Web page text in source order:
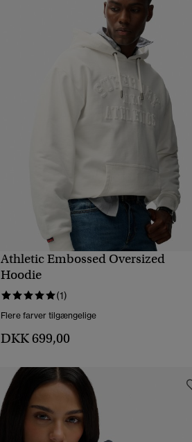
Athletic Embossed Oversized
Hoodie
(1)
Flere farver tilgængelige
DKK 699,00